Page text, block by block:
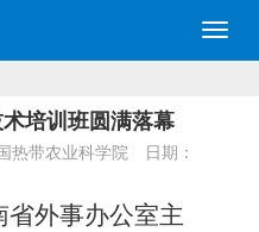
切
换
培训班圆满落幕
热带农业科学院
日期：
省外事办公室主